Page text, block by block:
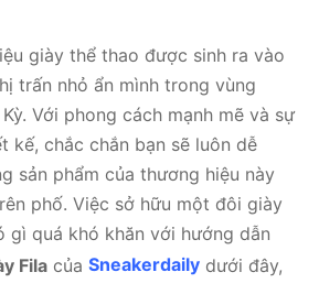
giày thể thao được sinh ra vào
trấn nhỏ ẩn mình trong vùng
Với phong cách mạnh mẽ và sự
kế, chắc chắn bạn sẽ luôn dễ
sản phẩm của thương hiệu này
phố. Việc sở hữu một đôi giày
gì quá khó khăn với hướng dẫn
Fila của Sneakerdaily dưới đây,